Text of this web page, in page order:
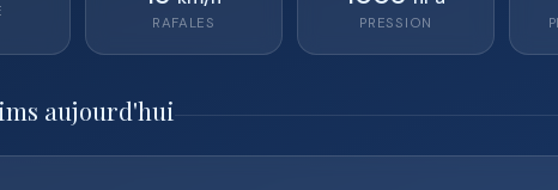
RAFALES PRESSION
aujourd'hui